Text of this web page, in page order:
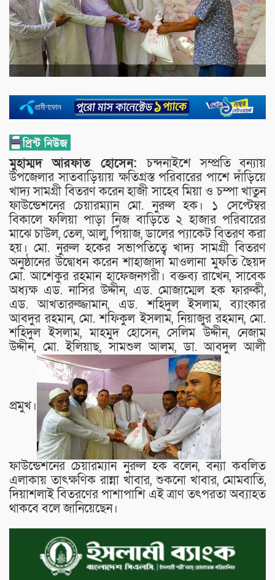
মুহাম্মদ আরফাত হোসেন:চন্দনাইশে সম্প্রতি বন্যায়
উপজেলার সাতবাড়িয়ায় ক্ষতিগ্রস্ত পরিবারের পাশে দাঁড়িয়ে
খাদ্য সামগ্রী বিতরণ করেন হাজী সাহেব মিয়া ও চম্পা খাতুন
ফাউন্ডেশনের চেয়ারম্যান মো. নুরুল হক। ১ সেপ্টেম্বর
বিকালে ফলিয়া পাড়া নিজ বাড়িতে ২ হাজার পরিবারের
মাঝে চাউল, তেল, আলু, পিঁয়াজ, ডালের প্যাকেট বিতরণ করা
হয়। মো. নুরুল হকের সভাপতিত্বে খাদ্য সামগ্রী বিতরণ
অনুষ্ঠানের উদ্বোধন করেন শাহাজাদা মাওলানা মুফতি ছৈয়দ
মো. আশেকুর রহমান হাফেজনগরী। বক্তব্য রাখেন, সাবেক
অধ্যক্ষ এড. নাসির উদ্দীন, এড. মোজাম্মেল হক ফারুকী,
এড. আখতারুজ্জামান, এড. শহিদুল ইসলাম, ব্যাংকার
আবদুর রহমান, মো. শফিকুল ইসলাম, নিয়াজুর রহমান, মো.
শহিদুল ইসলাম, মাহমুদ হোসেন, সেলিম উদ্দীন, নেজাম
উদ্দীন, মো. ইলিয়াছ, সামশুল আলম, ডা. আবদুল আলী
প্রমুখ।
ফাউন্ডেশনের চেয়ারম্যান নুরুল হক বলেন, বন্যা কবলিত
এলাকায় তাৎক্ষণিক রান্না খাবার, শুকনো খাবার, মোমবাতি,
দিয়াশলাই বিতরণের পাশাপাশি এই ত্রাণ তৎপরতা অব্যাহত
থাকবে বলে জানিয়েছেন।